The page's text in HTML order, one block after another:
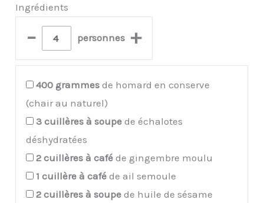
Ingrédients
– personnes +
400 grammes de homard en conserve
(chair au naturel)
3 cuillères à soupe de échalotes
déshydratées
2 cuillères à café de gingembre moulu
1 cuillère à café de ail semoule
2 cuillères à soupe de huile de sésame